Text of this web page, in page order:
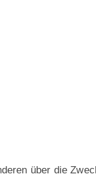
über die